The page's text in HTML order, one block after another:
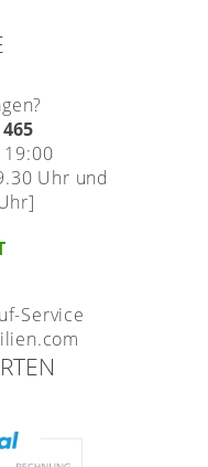
19:00
Uhr und
Service